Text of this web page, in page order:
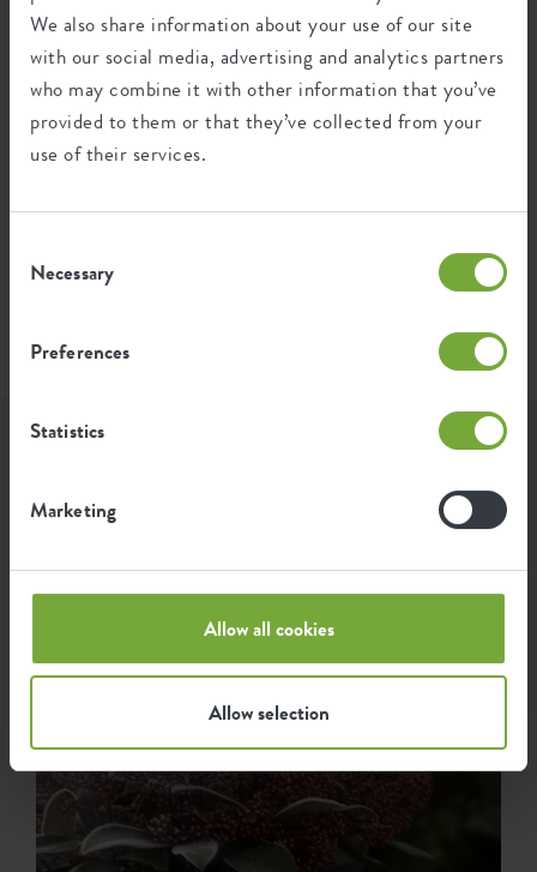
We also share information about your use of our site
with our social media, advertising and analytics partners
who may combine it with other information that you’ve
provided to them or that they’ve collected from your
use of their services.
Selection
Necessary
Preferences
Statistics
Marketing
Allow all cookies
Allow selection
0,983
kWh
Durchschnittliche Emission grüner
Energie bei der Herstellung dieses
Die Emission pro Produkt basiert auf der gesamten
CO2-Fußabdruck durch das Gewicht der einzelnen
Quelle: Anthesis 2023
Lass Dich inspirieren...
...wie Elho-Fans unsere Produkte nutzen. Wir haben die
wurden, hier für Euch zusammengestellt.